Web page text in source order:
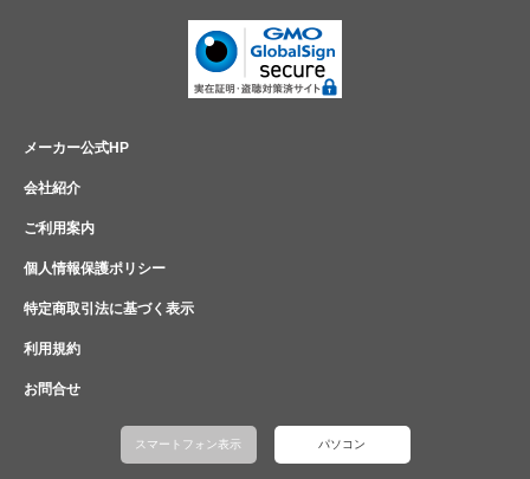
メーカー公式HP
会社紹介
ご利用案内
個人情報保護ポリシー
特定商取引法に基づく表示
利用規約
お問合せ
スマートフォン表示 パソコン